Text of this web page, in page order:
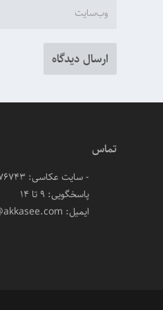
تماس
- سایت عکاسی: 09373876743
پاسخگویی: ۹ تا ۱۴
ایمیل: info@akkasee.com